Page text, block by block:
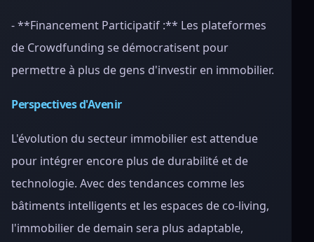
- **Financement Participatif :** Les plateformes
de Crowdfunding se démocratisent pour
permettre à plus de gens d'investir en immobilier.
Perspectives d'Avenir
L'évolution du secteur immobilier est attendue
pour intégrer encore plus de durabilité et de
technologie. Avec des tendances comme les
bâtiments intelligents et les espaces de co-living,
l'immobilier de demain sera plus adaptable,